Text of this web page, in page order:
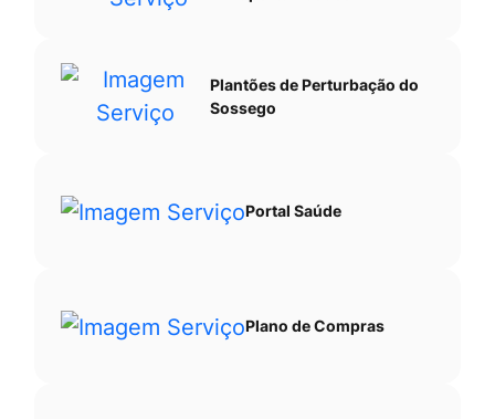
Plantões de Perturbação do
Sossego
Portal Saúde
Plano de Compras